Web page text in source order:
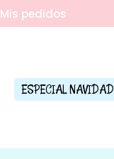
Mis pedidos
ESPECIAL NAVIDAD